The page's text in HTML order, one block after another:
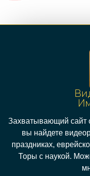
Захватывающий сайт
вы найдете
праздниках,
Торы с наукой.